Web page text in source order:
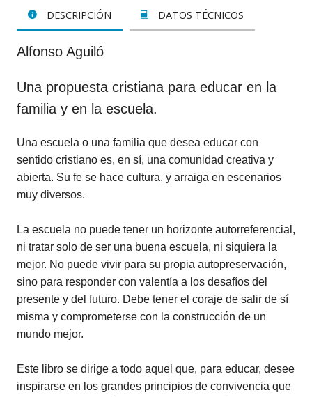
DESCRIPCIÓN DATOS TÉCNICOS
Alfonso Aguiló
Una propuesta cristiana para educar en la
familia y en la escuela.
Una escuela o una familia que desea educar con
sentido cristiano es, en sí, una comunidad creativa y
abierta. Su fe se hace cultura, y arraiga en escenarios
muy diversos.
La escuela no puede tener un horizonte autorreferencial,
ni tratar solo de ser una buena escuela, ni siquiera la
mejor. No puede vivir para su propia autopreservación,
sino para responder con valentía a los desafíos del
presente y del futuro. Debe tener el coraje de salir de sí
misma y comprometerse con la construcción de un
mundo mejor.
Este libro se dirige a todo aquel que, para educar, desee
inspirarse en los grandes principios de convivencia que